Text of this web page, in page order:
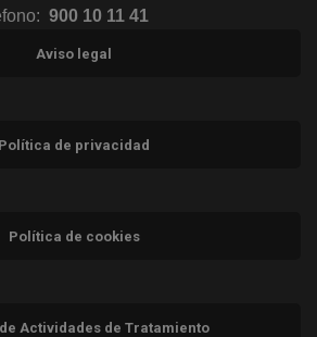
900 10 11 41
Aviso legal
Política de privacidad
Política de cookies
Actividades de Tratamiento